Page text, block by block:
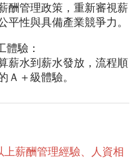
酬管理政策，重新審視薪
平性與具備產業競爭力。
驗：
薪水到薪水發放，流程順
Ａ＋級體驗。
薪酬管理經驗、人資相